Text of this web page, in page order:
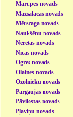
Mārupes novads
Mazsalacas novads
Mērsraga novads
Naukšēnu novads
Neretas novads
Nīcas novads
Ogres novads
Olaines novads
Ozolnieku novads
Pārgaujas novads
Pāvilostas novads
Pļaviņu novads